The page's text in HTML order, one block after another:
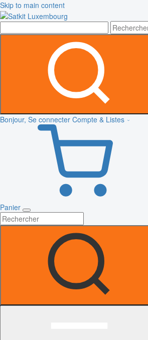
Skip to main content
Bonjour, Se connecter Compte & Listes
Panier